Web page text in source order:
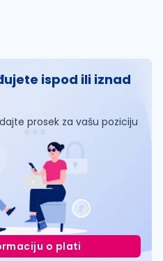
ispod ili iznad
prosek za vašu poziciju
o plati